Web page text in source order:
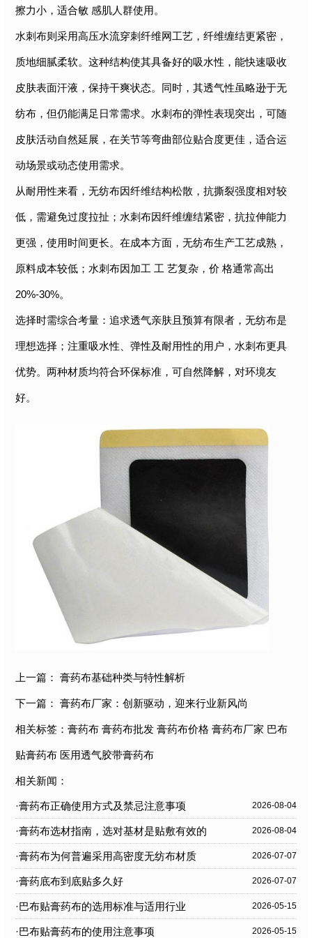
擦力小，适合敏 感肌人群使用。
水刺布则采用高压水流穿刺纤维网工艺，纤维缠结更紧密，
质地细腻柔软。这种结构使其具备好的吸水性，能快速吸收
皮肤表面汗液，保持干爽状态。同时，其透气性虽略逊于无
纺布，但仍能满足日常需求。水刺布的弹性表现突出，可随
皮肤活动自然延展，在关节等弯曲部位贴合度更佳，适合运
动场景或动态使用需求。
从耐用性来看，无纺布因纤维结构松散，抗撕裂强度相对较
低，需避免过度拉扯；水刺布因纤维缠结紧密，抗拉伸能力
更强，使用时间更长。在成本方面，无纺布生产工艺成熟，
原料成本较低；水刺布因加工 工 艺复杂，价 格通常高出
20%-30%。
选择时需综合考量：追求透气亲肤且预算有限者，无纺布是
理想选择；注重吸水性、弹性及耐用性的用户，水刺布更具
优势。两种材质均符合环保标准，可自然降解，对环境友
好。
上一篇： 膏药布基础种类与特性解析
下一篇： 膏药布厂家：创新驱动，迎来行业新风尚
相关标签： 膏药布 膏药布批发 膏药布价格 膏药布厂家 巴布
贴膏药布 医用透气胶带膏药布
相关新闻：
·膏药布正确使用方式及禁忌注意事项 2026-08-04
·膏药布选材指南，选对基材是贴敷有效的
关键
2026-08-04
·膏药布为何普遍采用高密度无纺布材质 2026-07-07
·膏药底布到底贴多久好 2026-07-07
·巴布贴膏药布的选用标准与适用行业 2026-05-15
·巴布贴膏药布的使用注意事项 2026-05-15